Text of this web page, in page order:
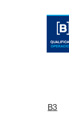
B3